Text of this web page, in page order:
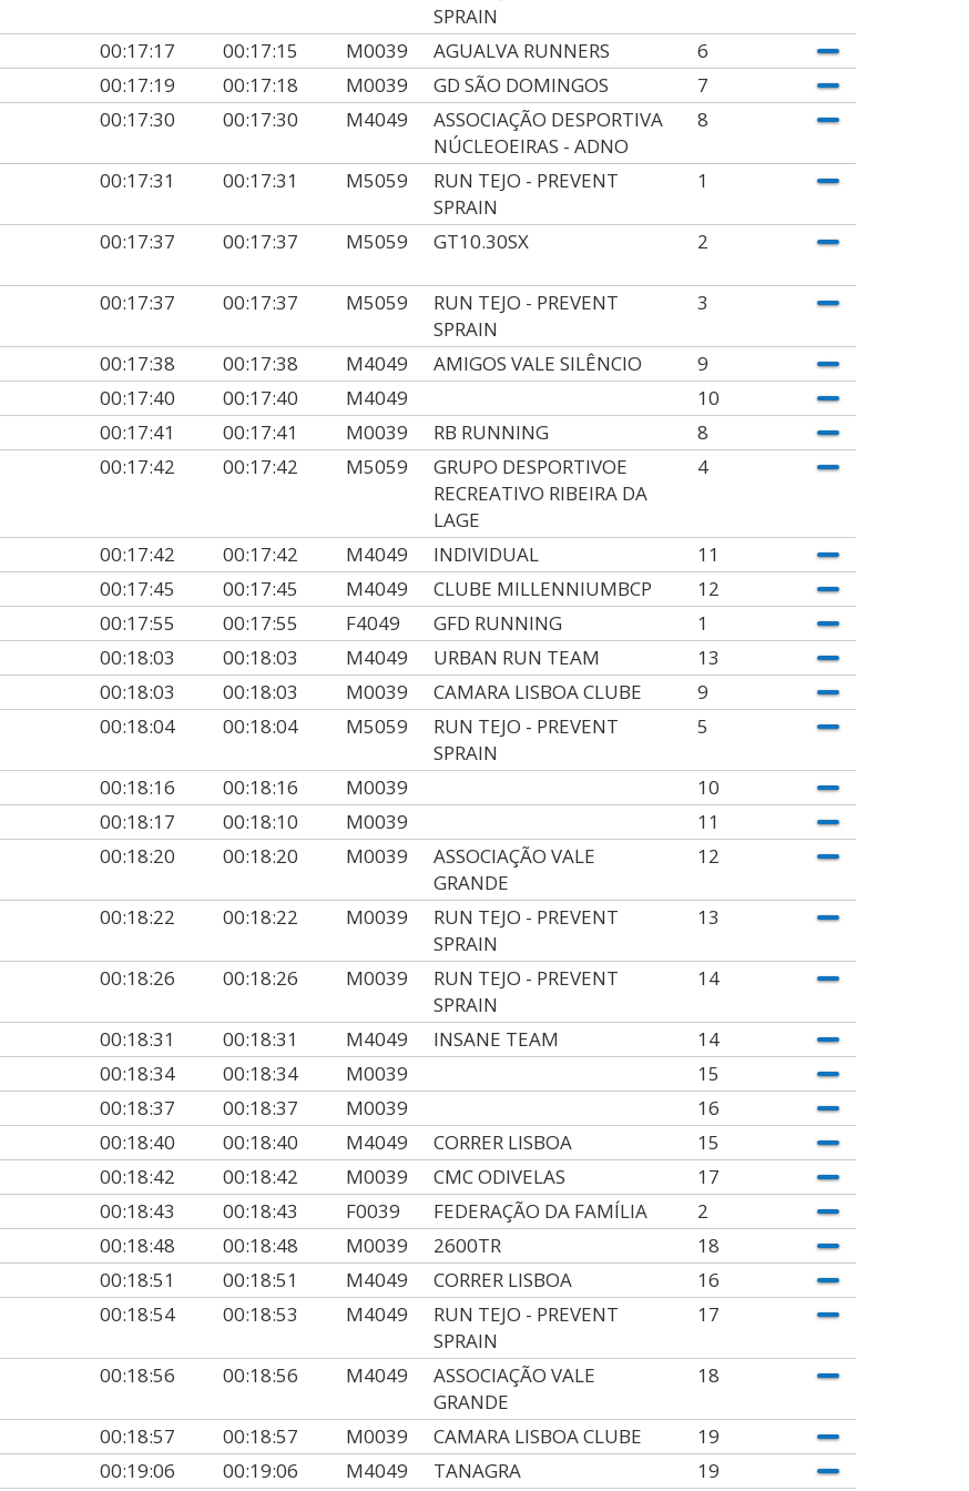
SPRAIN
00:17:17 00:17:15 M0039 AGUALVA RUNNERS
6
00:17:19 00:17:18 M0039 GD SÃO DOMINGOS
7
00:17:30 00:17:30 M4049
ASSOCIAÇÃO DESPORTIVA
NÚCLEOEIRAS - ADNO
8
00:17:31 00:17:31 M5059
RUN TEJO - PREVENT
SPRAIN
1
00:17:37 00:17:37 M5059 GT10.30SX 2
00:17:37 00:17:37 M5059
RUN TEJO - PREVENT
SPRAIN
3
00:17:38 00:17:38 M4049 AMIGOS VALE SILÊNCIO
9
00:17:40 00:17:40 M4049
10
00:17:41 00:17:41 M0039 RB RUNNING
8
00:17:42 00:17:42 M5059
GRUPO DESPORTIVOE
RECREATIVO RIBEIRA DA
LAGE
4
00:17:42 00:17:42 M4049 INDIVIDUAL
11
00:17:45 00:17:45 M4049 CLUBE MILLENNIUMBCP
12
00:17:55 00:17:55 F4049 GFD RUNNING
1
00:18:03 00:18:03 M4049 URBAN RUN TEAM
13
00:18:03 00:18:03 M0039 CAMARA LISBOA CLUBE
9
00:18:04 00:18:04 M5059
RUN TEJO - PREVENT
SPRAIN
5
00:18:16 00:18:16 M0039
10
00:18:17 00:18:10 M0039
11
00:18:20 00:18:20 M0039
ASSOCIAÇÃO VALE
GRANDE
12
00:18:22 00:18:22 M0039
RUN TEJO - PREVENT
SPRAIN
13
00:18:26 00:18:26 M0039
RUN TEJO - PREVENT
SPRAIN
14
00:18:31 00:18:31 M4049 INSANE TEAM
14
00:18:34 00:18:34 M0039
15
00:18:37 00:18:37 M0039
16
00:18:40 00:18:40 M4049 CORRER LISBOA
15
00:18:42 00:18:42 M0039 CMC ODIVELAS
17
00:18:43 00:18:43 F0039 FEDERAÇÃO DA FAMÍLIA
2
00:18:48 00:18:48 M0039 2600TR
18
00:18:51 00:18:51 M4049 CORRER LISBOA
16
00:18:54 00:18:53 M4049
RUN TEJO - PREVENT
SPRAIN
17
00:18:56 00:18:56 M4049
ASSOCIAÇÃO VALE
GRANDE
18
00:18:57 00:18:57 M0039 CAMARA LISBOA CLUBE
19
00:19:06 00:19:06 M4049 TANAGRA
19